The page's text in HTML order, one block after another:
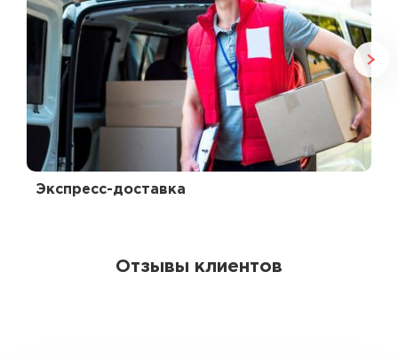
Экспресс-доставка
Отзывы клиентов